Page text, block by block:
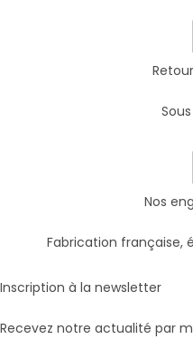
Nos
Fabrication française,
Inscription à la newsletter
Recevez notre actualité par